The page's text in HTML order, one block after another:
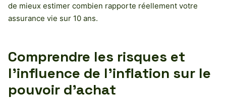
de mieux estimer combien rapporte réellement votre
assurance vie sur 10 ans.
Comprendre les risques et
l’influence de l’inflation sur le
pouvoir d’achat